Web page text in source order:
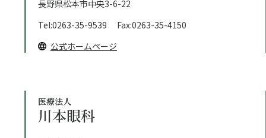
長野県松本市中央3-6-22
Tel:0263-35-9539 Fax:0263-35-4150
公式ホームページ
医療法人
川本眼科